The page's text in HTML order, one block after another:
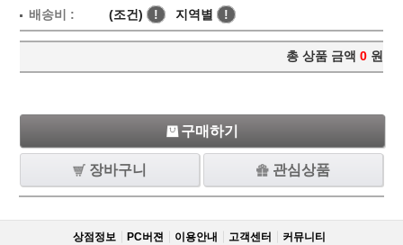
배송비 :
(조건) ! 지역별 !
총 상품 금액 0 원
구매하기
장바구니 관심상품
상점정보 PC버젼 이용안내 고객센터 커뮤니티